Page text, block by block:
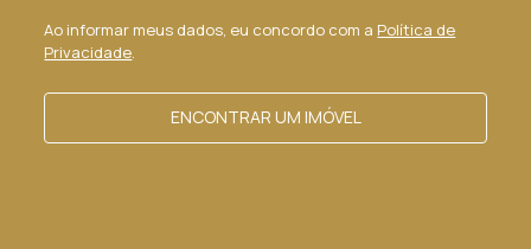
Ao informar meus dados, eu concordo com a Política de
Privacidade.
ENCONTRAR UM IMÓVEL